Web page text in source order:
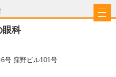
眼科
号 窪野ビル101号